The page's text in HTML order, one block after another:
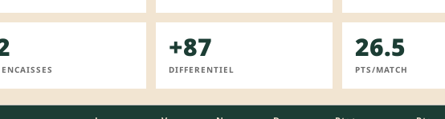
+87
DIFFERENTIEL
26.5
PTS/MATCH